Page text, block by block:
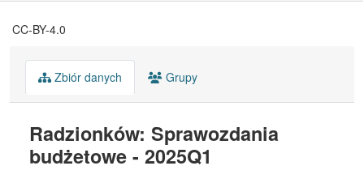
CC-BY-4.0
Zbiór danych Grupy
Radzionków: Sprawozdania
budżetowe - 2025Q1